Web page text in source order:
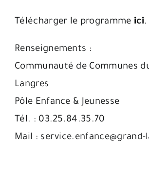
Télécharger le programme ici.
Renseignements :
Communauté de Communes
Langres
Pôle Enfance & Jeunesse
Tél. : 03.25.84.35.70
Mail :